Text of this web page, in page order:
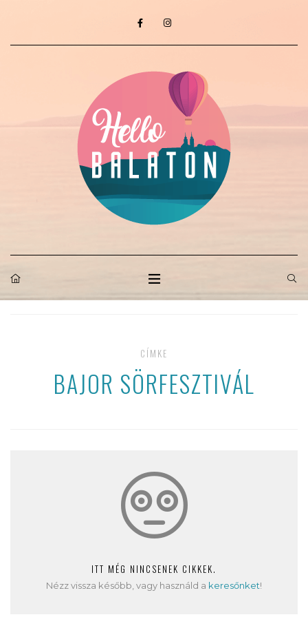
CÍMKE
BAJOR SÖRFESZTIVÁL
ITT MÉG NINCSENEK CIKKEK.
Nézz vissza később, vagy használd a keresőnket!